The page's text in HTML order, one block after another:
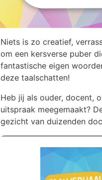
Niets is zo creatief,
om een kersverse puber
fantastische eigen
deze taalschatten!
Heb jij als ouder, docent,
uitspraak meegemaakt?
gezicht van duizenden